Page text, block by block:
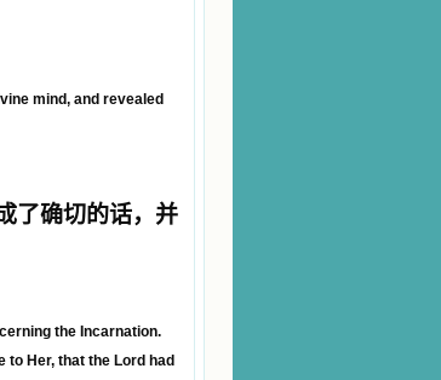
mind, and revealed
了确切的话，并
the Incarnation.
Her, that the Lord had